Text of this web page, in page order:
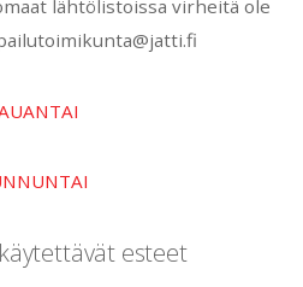
lähtölistoissa virheitä ole
esteet